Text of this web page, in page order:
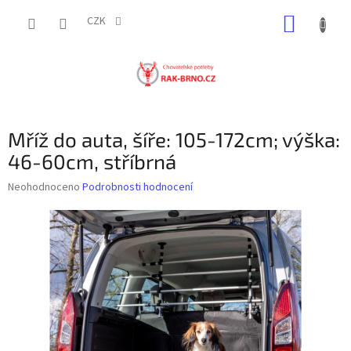
CZK
Mříž do auta, šíře: 105-172cm; výška:
46-60cm, stříbrná
Průměrné
produktu
hvězdiček.
Neohodnoceno Podrobnosti hodnocení